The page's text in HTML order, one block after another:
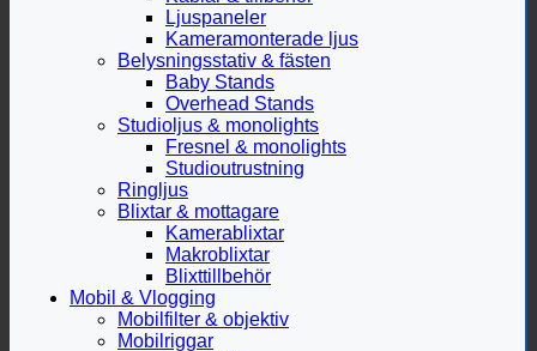
Ljuspaneler
Kameramonterade ljus
Belysningsstativ & fästen
Baby Stands
Overhead Stands
Studioljus & monolights
Fresnel & monolights
Studioutrustning
Ringljus
Blixtar & mottagare
Kamerablixtar
Makroblixtar
Blixttillbehör
Mobil & Vlogging
Mobilfilter & objektiv
Mobilriggar